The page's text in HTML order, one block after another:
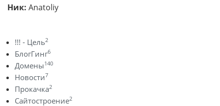
Ник: Anatoliy
!!! - Цель2
БлогГинг6
Домены140
Новости7
Прокачка2
Сайтостроение2